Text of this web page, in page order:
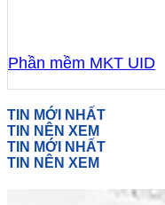
Phần mềm MKT UID
TIN MỚI NHẤT
TIN NÊN XEM
TIN MỚI NHẤT
TIN NÊN XEM